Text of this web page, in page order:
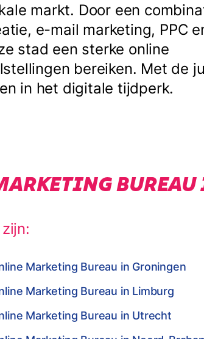
markt. Door een
e-mail marketing, PPC
stad een sterke online
bereiken. Met de
in het digitale tijdperk.
Marketing Bureau in Groningen
Marketing Bureau in Limburg
Marketing Bureau in Utrecht